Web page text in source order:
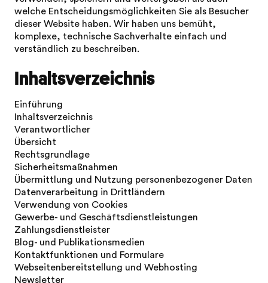
welche Entscheidungsmöglichkeiten Sie als Besucher
dieser Website haben. Wir haben uns bemüht,
komplexe, technische Sachverhalte einfach und
verständlich zu beschreiben.
Inhaltsverzeichnis
Einführung
Inhaltsverzeichnis
Verantwortlicher
Übersicht
Rechtsgrundlage
Sicherheitsmaßnahmen
Übermittlung und Nutzung personenbezogener Daten
Datenverarbeitung in Drittländern
Verwendung von Cookies
Gewerbe- und Geschäftsdienstleistungen
Zahlungsdienstleister
Blog- und Publikationsmedien
Kontaktfunktionen und Formulare
Webseitenbereitstellung und Webhosting
Newsletter